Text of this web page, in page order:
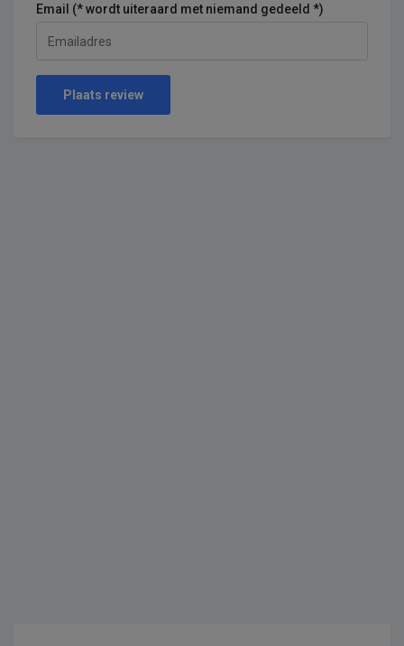
Email (* wordt uiteraard met niemand gedeeld *)
Plaats review